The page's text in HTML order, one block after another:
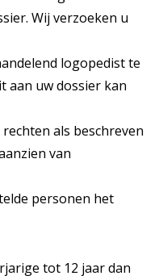
Wij verzoeken u
logopedist te
aan uw dossier kan
als beschreven
van
personen het
tot 12 jaar dan